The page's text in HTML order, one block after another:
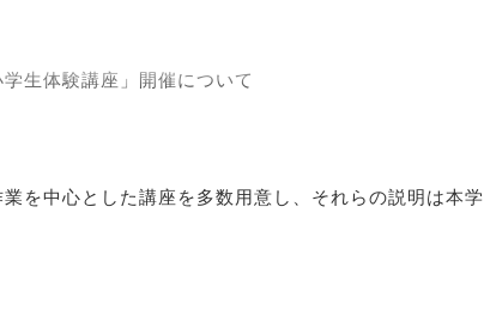
生体験講座」開催について
中心とした講座を多数用意し、それらの説明は本学